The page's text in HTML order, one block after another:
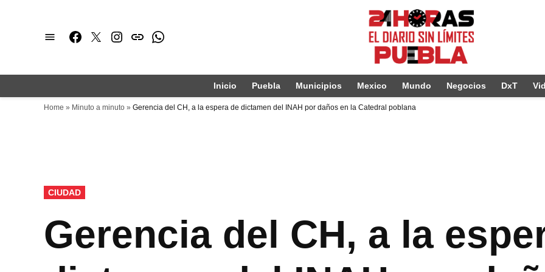
Facebook
TwitterInstagram
issuuWhatsapp
Inicio Puebla Municipios Mexico Mundo Negocios DxT
Home » Minuto a minuto » Gerencia del CH, a la espera de dictamen del INAH por daños en la Catedral poblana
PUBLICADO
EN
CIUDAD
Gerencia del CH, a la